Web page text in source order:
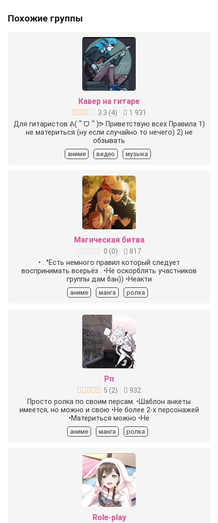
Похожие группы
Кавер на гитаре
3.3 (4)
1 931
Для гитаристов ᕕ( ՞ ᗜ ՞ )ᕗ Приветствую всех Правила 1)
не материться (ну если случайно то нечего) 2) не
обзывать
аниме видео музыка
Магическая битва
0 (0)
817
• . °Есть немного правил который следует
воспринимать всерьёз . •Не оскорблять участников
группы дам бан)) •Неакти
аниме манга ролка
Рп
5 (2)
932
Просто ролка по своим персам. •Шаблон анкеты
имеется, но можно и свою •Не более 2-х персонажей
•Материться можно •Не
аниме манга ролка
Role-play